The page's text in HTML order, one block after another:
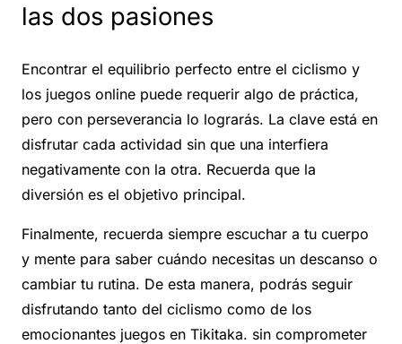
las dos pasiones
Encontrar el equilibrio perfecto entre el ciclismo y
los juegos online puede requerir algo de práctica,
pero con perseverancia lo lograrás. La clave está en
disfrutar cada actividad sin que una interfiera
negativamente con la otra. Recuerda que la
diversión es el objetivo principal.
Finalmente, recuerda siempre escuchar a tu cuerpo
y mente para saber cuándo necesitas un descanso o
cambiar tu rutina. De esta manera, podrás seguir
disfrutando tanto del ciclismo como de los
emocionantes juegos en Tikitaka. sin comprometer